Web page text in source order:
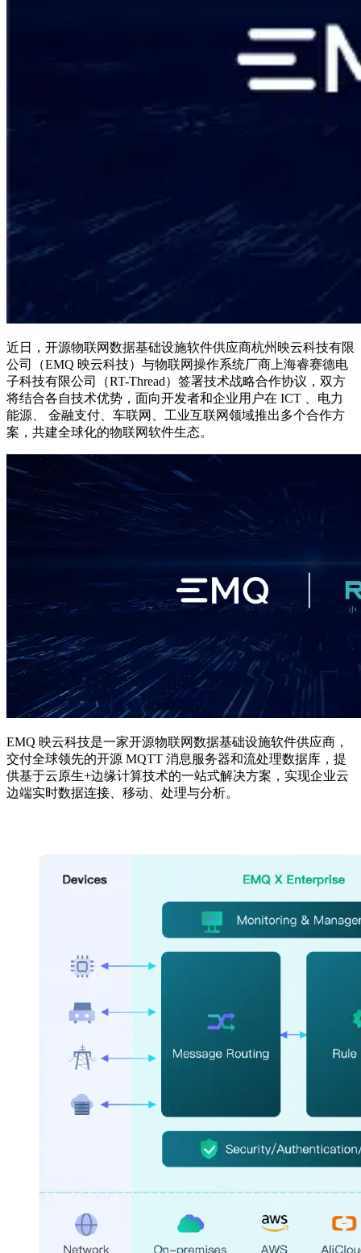
近日，开源物联网数据基础设施软件供应商杭州映云科技有限
公司（EMQ 映云科技）与物联网操作系统厂商上海睿赛德电
子科技有限公司（RT-Thread）签署技术战略合作协议，双方
将结合各自技术优势，面向开发者和企业用户在 ICT 、电力
能源、 金融支付、车联网、工业互联网领域推出多个合作方
案，共建全球化的物联网软件生态。
EMQ 映云科技是一家开源物联网数据基础设施软件供应商，
交付全球领先的开源 MQTT 消息服务器和流处理数据库，提
供基于云原生+边缘计算技术的一站式解决方案，实现企业云
边端实时数据连接、移动、处理与分析。